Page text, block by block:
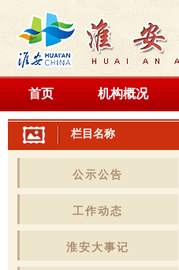
首页 机构概况
栏目名称
公示公告
工作动态
淮安大事记